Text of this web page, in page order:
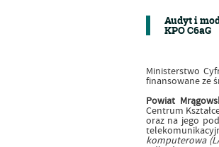
Audyt i
KPO C6aG
Ministerstwo
finansowane ze
Powiat
Centrum
oraz na jego
komputerowa